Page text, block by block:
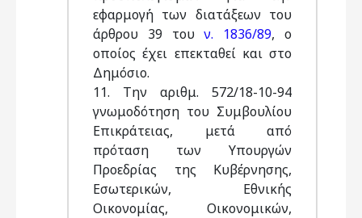
εφαρμογή των διατάξεων του
άρθρου 39 τουν. 1836/89, ο
οποίος έχει επεκταθεί και στο
Δημόσιο.
11. Την αριθμ. 572/18-10-94
γνωμοδότηση του Συμβουλίου
Επικράτειας, μετά από
πρόταση των Υπουργών
Προεδρίας της Κυβέρνησης,
Εσωτερικών, Εθνικής
Οικονομίας, Οικονομικών,